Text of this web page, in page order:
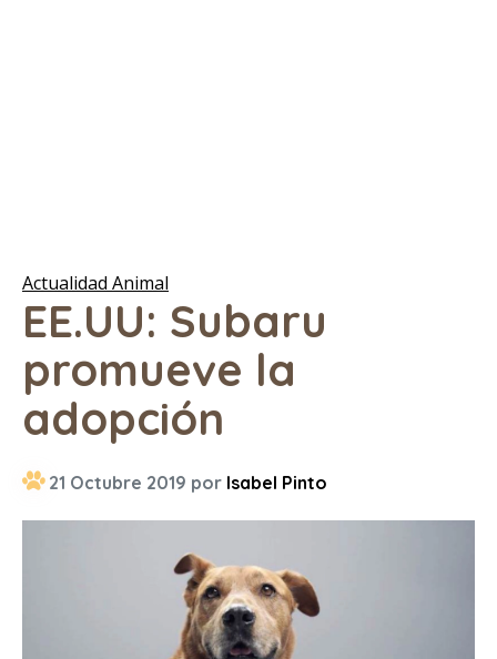
Actualidad Animal
EE.UU: Subaru
promueve la
adopción
21 Octubre 2019 por Isabel Pinto